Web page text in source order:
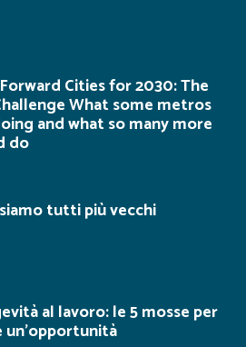
Cities for 2030: The
What some metros
and what so many more
do
tutti più vecchi
al lavoro: le 5 mosse per
un’opportunità